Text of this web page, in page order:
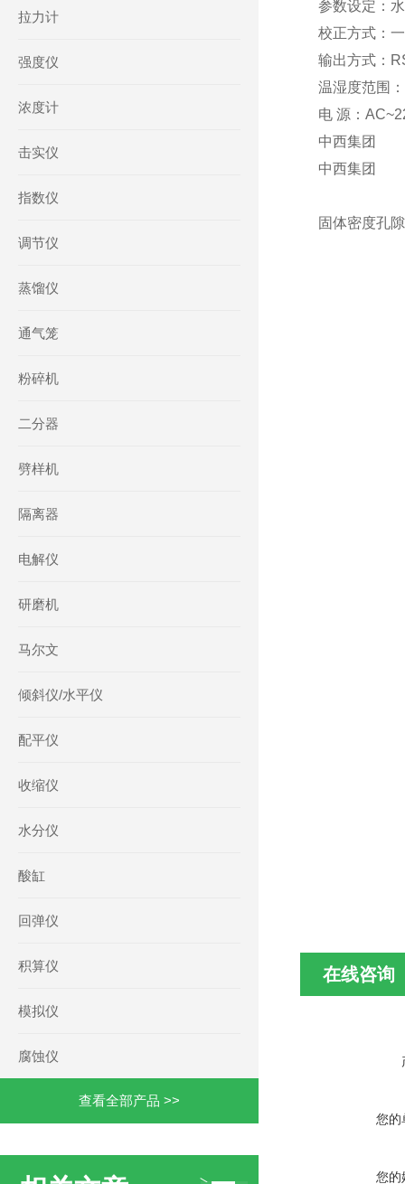
拉力计
强度仪
浓度计
击实仪
指数仪
调节仪
蒸馏仪
通气笼
粉碎机
二分器
劈样机
隔离器
电解仪
研磨机
马尔文
倾斜仪/水平仪
配平仪
收缩仪
水分仪
酸缸
回弹仪
积算仪
模拟仪
腐蚀仪
查看全部产品 >>
参数设定：
校正方式：
输出方式：
温湿度范围
电 源：
中西集团
中西集团
固体密度孔
在线咨询
您的
您的